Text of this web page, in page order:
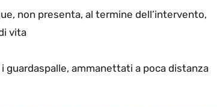
non presenta, al termine dell’intervento,
vita
ammanettati a poca distanza